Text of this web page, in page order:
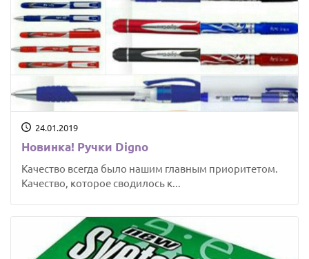
24.01.2019
Новинка! Ручки Digno
Качество всегда было нашим главным приоритетом.
Качество, которое сводилось к...